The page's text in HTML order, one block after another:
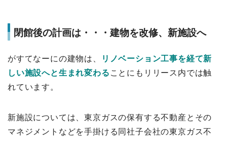
閉館後の計画は・・・建物を改修、新施設へ
がすてなーにの建物は、
リノベーション工事を経て新
しい施設へと生まれ変わる ことにもリリース内では触
れています。
新施設については、東京ガスの保有する不動産とその
マネジメントなどを手掛ける同社子会社の東京ガス不